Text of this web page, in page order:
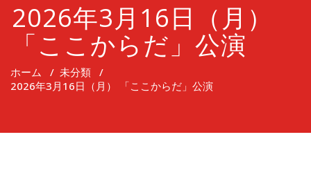
シ
ョ
を
切
替
え
2026年3月16日（月）
「ここからだ」公演
ホーム / 未分類 /
2026年3月16日（月） 「ここからだ」公演